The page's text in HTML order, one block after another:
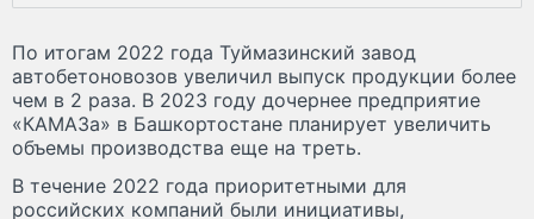
По итогам 2022 года Туймазинский завод
автобетоновозов увеличил выпуск продукции более
чем в 2 раза. В 2023 году дочернее предприятие
«КАМАЗа» в Башкортостане планирует увеличить
объемы производства еще на треть.
В течение 2022 года приоритетными для
российских компаний были инициативы,